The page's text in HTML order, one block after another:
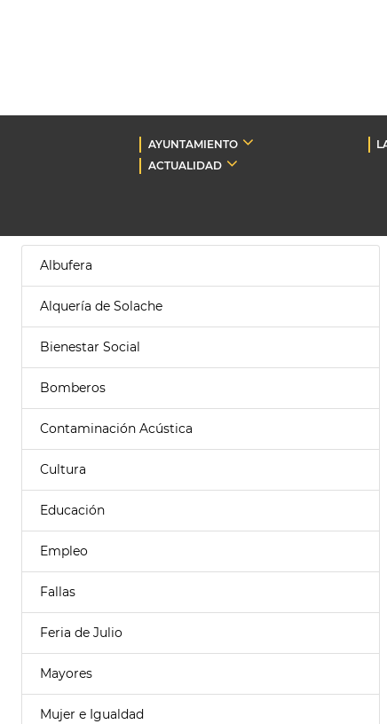
AYUNTAMIENTO
ACTUALIDAD
Albufera
Alquería de Solache
Bienestar Social
Bomberos
Contaminación Acústica
Cultura
Educación
Empleo
Fallas
Feria de Julio
Mayores
Mujer e Igualdad